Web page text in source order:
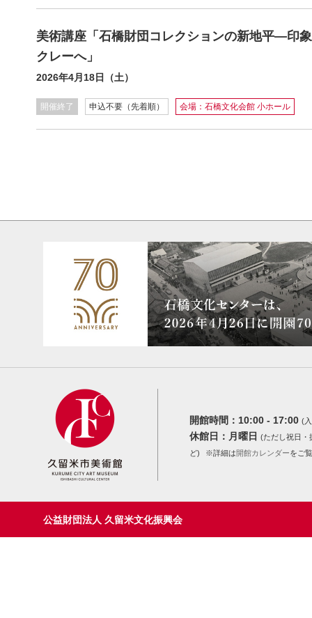
美術講座「石橋財団コレクションの新地平―印
クレーへ」
2026年4月18日（土）
開催終了 申込不要（先着順） 会場：石橋文化会館 小ホール
開館時間： 10:00 - 17:00 (
休館日： 月曜日 (ただし祝日・
ど)
※詳細は開館カレンダーをご
公益財団法人 久留米文化振興会